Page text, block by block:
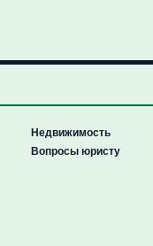
Недвижимость
Вопросы юристу